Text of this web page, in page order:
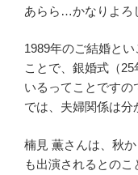
あらら…かなりよろ
1989年のご結婚と
ことで、銀婚式（
いるってことですの
では、夫婦関係は
楠見 薫さんは、秋
も出演されるとのこ